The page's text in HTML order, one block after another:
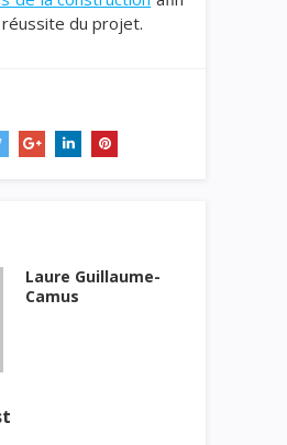
du projet.
Laure Guillaume-
Camus